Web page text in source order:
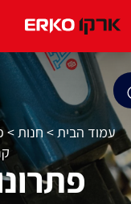
עמוד הבית >חנות >